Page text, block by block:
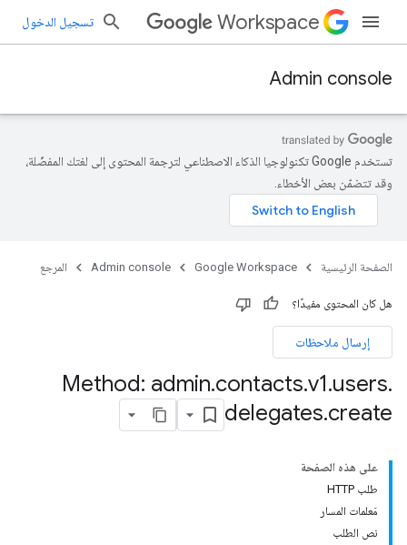
Workspace تسجيل الدخول
Admin console
تستخدم Google تكنولوجيا الذكاء الاصطناعي لترجمة المحتوى إلى لغتك المفضّلة،
وقد تتضمّن بعض الأخطاء.
الصفحة الرئيسية Google Workspace
Admin console المرجع
هل كان المحتوى مفيدًا؟
إرسال ملاحظات
Method: admin.contacts.v1.users.
delegates.create
على هذه الصفحة
طلب HTTP
مَعلمات المسار
نص الطلب